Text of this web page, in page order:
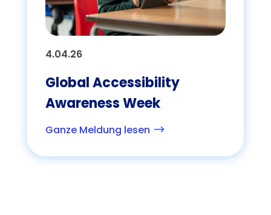
4.04.26
Global Accessibility
Awareness Week
Ganze Meldung lesen $